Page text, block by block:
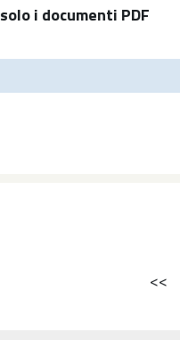
solo i documenti PDF
<<